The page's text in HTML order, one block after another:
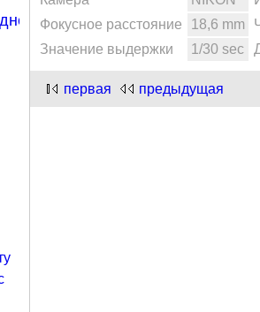
открытки "Нарисуем Новый
Фокусное расстояние
18,6 mm
Значение выдержки
1/30 sec
первая предыдущая